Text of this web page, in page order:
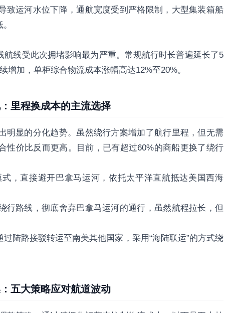
致运河水位下降，通航宽度受到严格限制，大型集装箱船
线受此次拥堵影响最为严重。常规航行时长普遍延长了5
加，单柜综合物流成本涨幅高达12%至20%。
里程换成本的主流选择
明显的分化趋势。虽然绕行方案增加了航行里程，但无需
性价比反而更高。目前，已有超过60%的商船更换了绕行
，直接避开巴拿马运河，依托太平洋直航抵达美国西海
行路线，彻底舍弃巴拿马运河的通行，虽然航程拉长，但
陆路接驳转运至南美其他国家，采用“海陆联运”的方式绕
五大策略应对航道波动